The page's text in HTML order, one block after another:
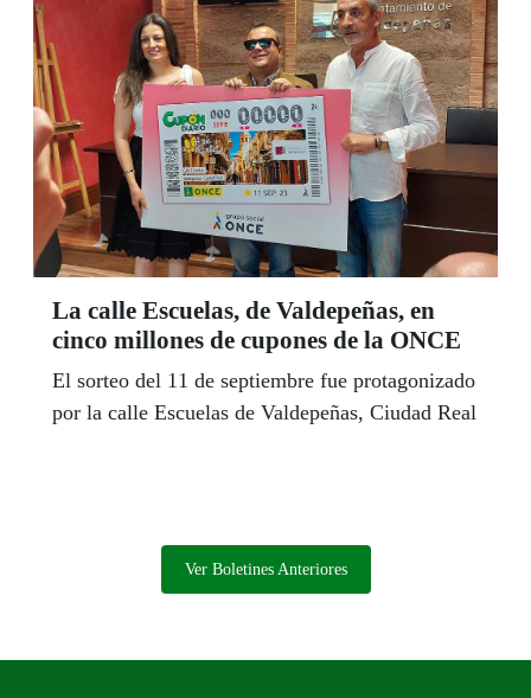
La calle Escuelas, de Valdepeñas, en
cinco millones de cupones de la ONCE
El sorteo del 11 de septiembre fue protagonizado
por la calle Escuelas de Valdepeñas, Ciudad Real
Ver Boletines Anteriores